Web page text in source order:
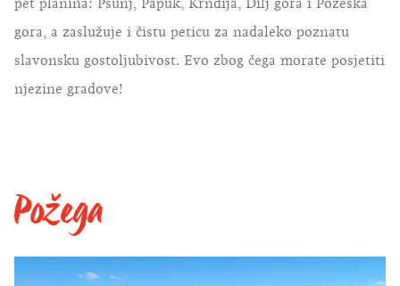
pet planina: Psunj, Papuk, Krndija, Dilj gora i Požeška
gora, a zaslužuje i čistu peticu za nadaleko poznatu
slavonsku gostoljubivost. Evo zbog čega morate posjetiti
njezine gradove!
Požega